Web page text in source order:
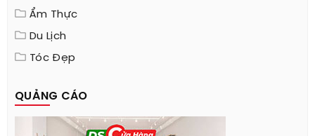
Ẩm Thực
Du Lịch
Tóc Đẹp
QUẢNG CÁO